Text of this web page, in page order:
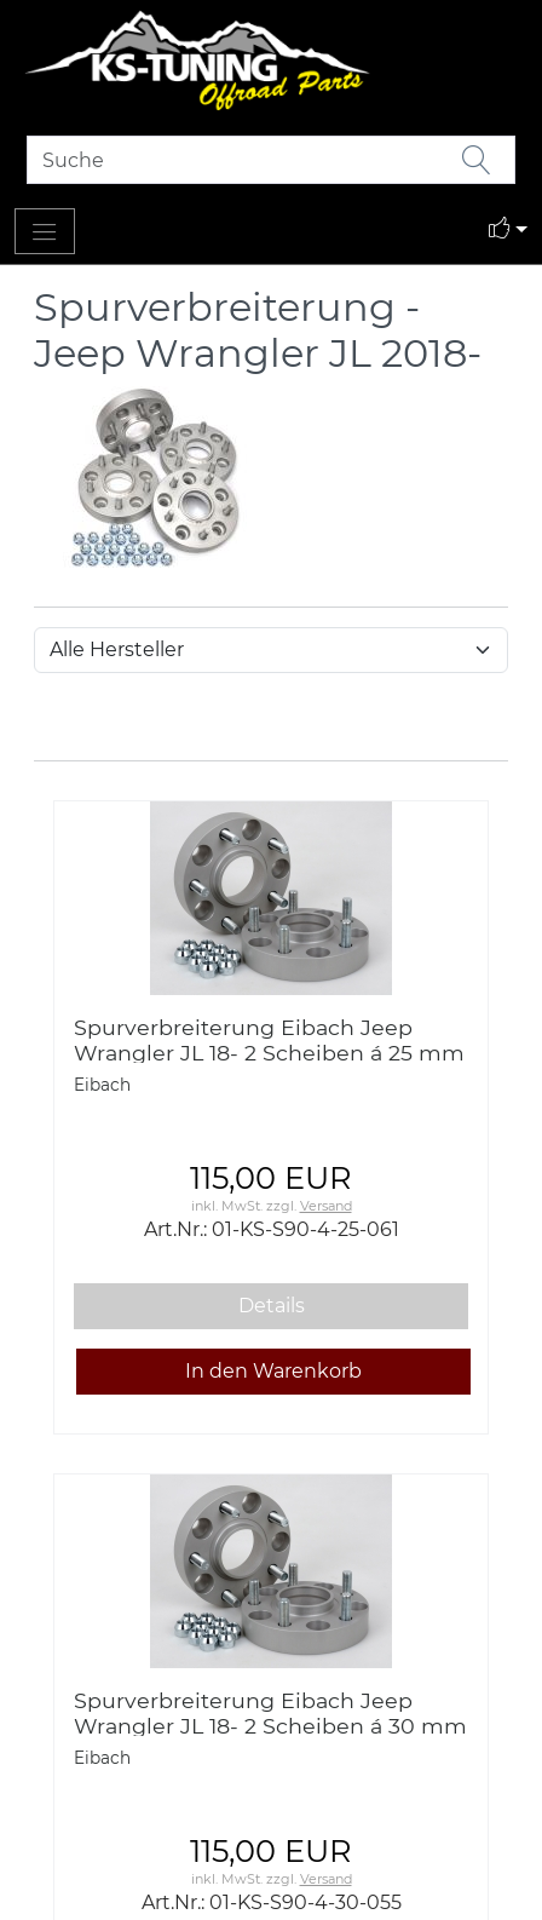
Spurverbreiterung -
Jeep Wrangler JL 2018-
Spurverbreiterung Eibach Jeep
Wrangler JL 18- 2 Scheiben á 25 mm
Alu S90-4-25-061
Eibach
115,00 EUR
inkl. MwSt.zzgl. Versand
Art.Nr.: 01-KS-S90-4-25-061
Details
Spurverbreiterung Eibach Jeep
Wrangler JL 18- 2 Scheiben á 30 mm
Alu
Eibach
115,00 EUR
inkl. MwSt.zzgl. Versand
Art.Nr.: 01-KS-S90-4-30-055